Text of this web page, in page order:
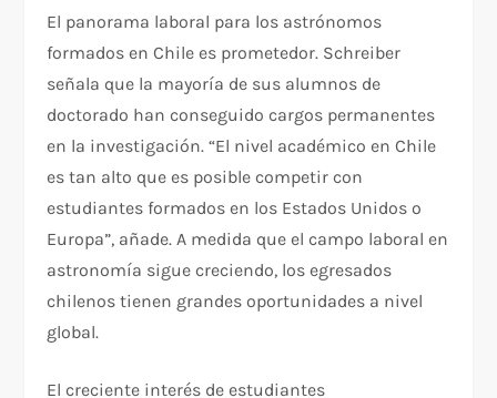
El panorama laboral para los astrónomos
formados en Chile es prometedor. Schreiber
señala que la mayoría de sus alumnos de
doctorado han conseguido cargos permanentes
en la investigación. “El nivel académico en Chile
es tan alto que es posible competir con
estudiantes formados en los Estados Unidos o
Europa”, añade. A medida que el campo laboral en
astronomía sigue creciendo, los egresados
chilenos tienen grandes oportunidades a nivel
global.
El creciente interés de estudiantes